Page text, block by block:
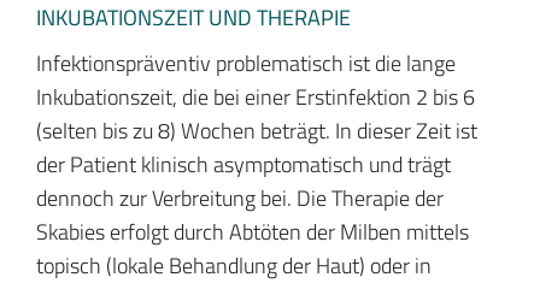
INKUBATIONSZEIT UND THERAPIE
Infektionspräventiv problematisch ist die lange
Inkubationszeit, die bei einer Erstinfektion 2 bis 6
(selten bis zu 8) Wochen beträgt. In dieser Zeit ist
der Patient klinisch asymptomatisch und trägt
dennoch zur Verbreitung bei. Die Therapie der
Skabies erfolgt durch Abtöten der Milben mittels
topisch (lokale Behandlung der Haut) oder in